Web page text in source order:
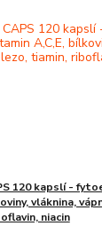
120 kapslí -
vláknina,
niacin